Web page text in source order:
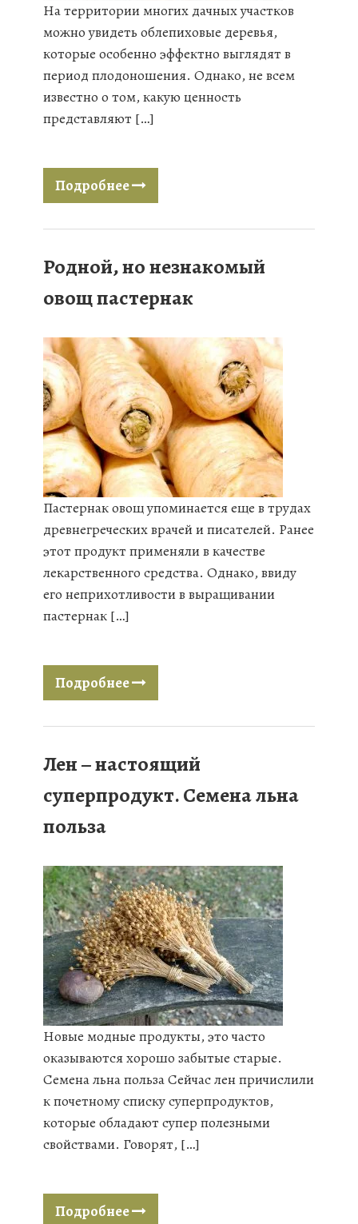
На территории многих дачных участков
можно увидеть облепиховые деревья,
которые особенно эффектно выглядят в
период плодоношения. Однако, не всем
известно о том, какую ценность
представляют […]
Подробнее
Родной, но незнакомый
овощ пастернак
Пастернак овощ упоминается еще в трудах
древнегреческих врачей и писателей. Ранее
этот продукт применяли в качестве
лекарственного средства. Однако, ввиду
его неприхотливости в выращивании
пастернак […]
Подробнее
Лен – настоящий
суперпродукт. Семена льна
польза
Новые модные продукты, это часто
оказываются хорошо забытые старые.
Семена льна польза Сейчас лен причислили
к почетному списку суперпродуктов,
которые обладают супер полезными
свойствами. Говорят, […]
Подробнее